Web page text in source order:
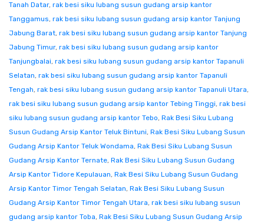
Tanah Datar, rak besi siku lubang susun gudang arsip kantor
Tanggamus, rak besi siku lubang susun gudang arsip kantor Tanjung
Jabung Barat, rak besi siku lubang susun gudang arsip kantor Tanjung
Jabung Timur, rak besi siku lubang susun gudang arsip kantor
Tanjungbalai, rak besi siku lubang susun gudang arsip kantor Tapanuli
Selatan, rak besi siku lubang susun gudang arsip kantor Tapanuli
Tengah, rak besi siku lubang susun gudang arsip kantor Tapanuli Utara,
rak besi siku lubang susun gudang arsip kantor Tebing Tinggi, rak besi
siku lubang susun gudang arsip kantor Tebo, Rak Besi Siku Lubang
Susun Gudang Arsip Kantor Teluk Bintuni, Rak Besi Siku Lubang Susun
Gudang Arsip Kantor Teluk Wondama, Rak Besi Siku Lubang Susun
Gudang Arsip Kantor Ternate, Rak Besi Siku Lubang Susun Gudang
Arsip Kantor Tidore Kepulauan, Rak Besi Siku Lubang Susun Gudang
Arsip Kantor Timor Tengah Selatan, Rak Besi Siku Lubang Susun
Gudang Arsip Kantor Timor Tengah Utara, rak besi siku lubang susun
gudang arsip kantor Toba, Rak Besi Siku Lubang Susun Gudang Arsip